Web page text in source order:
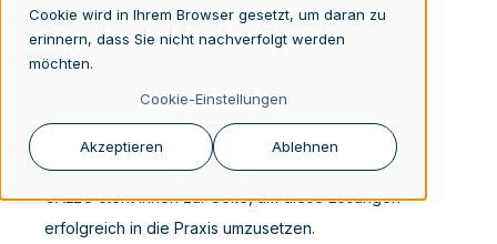
Cookie wird in Ihrem Browser gesetzt, um daran zu
erinnern, dass Sie nicht nachverfolgt werden
möchten.
Cookie-Einstellungen
Akzeptieren Ablehnen
Lösung für die Nachhaltigkeitsberichterstattung
zu implementieren, die sowohl internen als auch
externen Anforderungen entsprechen. SAP, als
Marktführer in diesem Bereich, bietet
Unternehmen die nötige Unterstützung, um
diesen steigenden Anforderungen zu begegnen.
CALEO steht Ihnen zur Seite, um diese Lösungen
erfolgreich in die Praxis umzusetzen.